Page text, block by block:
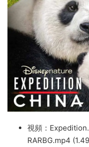
視頻：
RARBG.mp4